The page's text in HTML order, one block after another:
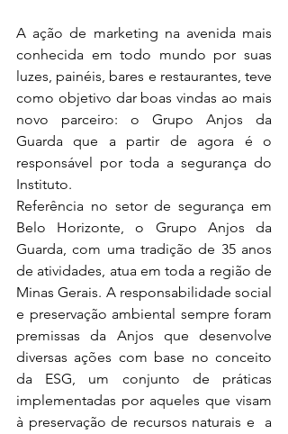
A ação de marketing na avenida mais
conhecida em todo mundo por suas
luzes, painéis, bares e restaurantes, teve
como objetivo dar boas vindas ao mais
novo parceiro: o Grupo Anjos da
Guarda que a partir de agora é o
responsável por toda a segurança do
Instituto.
Referência no setor de segurança em
Belo Horizonte, o Grupo Anjos da
Guarda, com uma tradição de 35 anos
de atividades, atua em toda a região de
Minas Gerais. A responsabilidade social
e preservação ambiental sempre foram
premissas da Anjos que desenvolve
diversas ações com base no conceito
da ESG, um conjunto de práticas
implementadas por aqueles que visam
à preservação de recursos naturais e  a